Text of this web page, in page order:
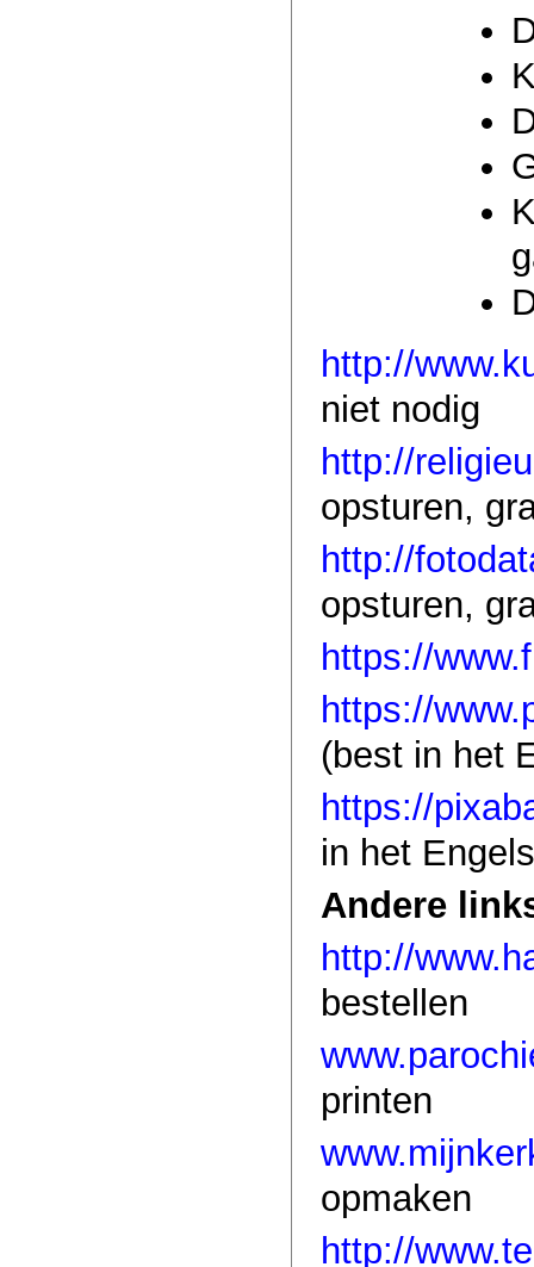
http://
niet nodig
http://
opsturen,
http://
opsturen,
https://
https://
(best in het
https://
in het
Andere
http://
bestellen
printen
opmaken
http://